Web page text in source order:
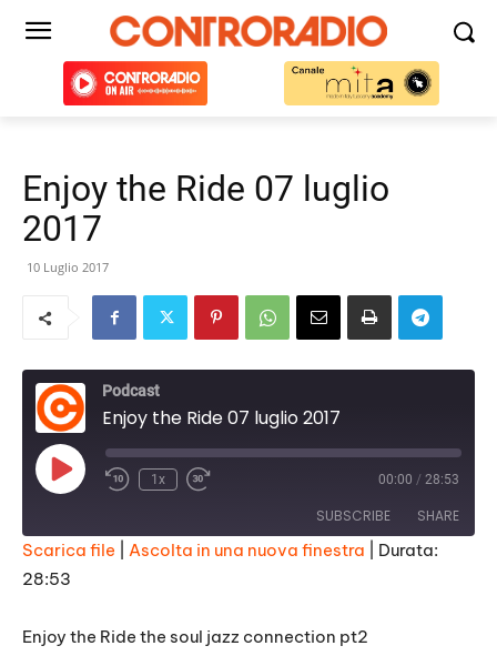
Enjoy the Ride 07 luglio
2017
10 Luglio 2017
Podcast
Enjoy the Ride 07 luglio 2017
Play
Episode
1x 00:00 / 28:53
SUBSCRIBE SHARE
SHARE
LINK
Scarica file Ascolta in una nuova finestra
Durata:
28:53
Enjoy the Ride the soul jazz connection pt2